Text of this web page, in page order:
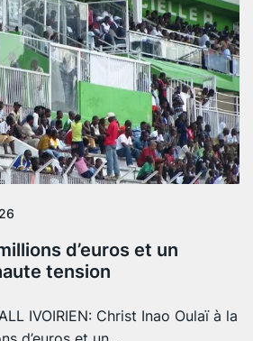
d’euros et un
tension
IVOIRIEN: Christ Inao Oulaï à la